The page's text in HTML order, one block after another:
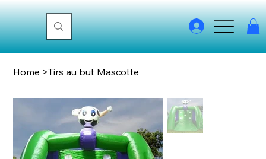
Home >Tirs au but Mascotte